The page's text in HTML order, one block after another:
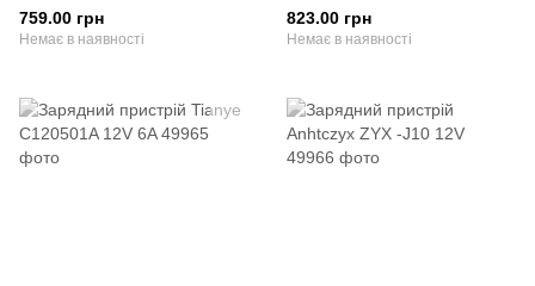
759.00 грн
Немає в наявності
823.00 грн
Немає в наявності